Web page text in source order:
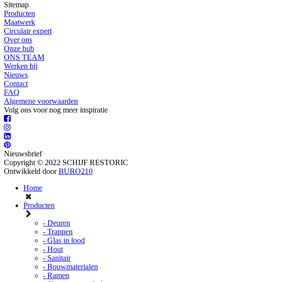
Sitemap
Producten
Maatwerk
Circulair expert
Over ons
Onze hub
ONS TEAM
Werken bij
Nieuws
Contact
FAQ
Algemene voorwaarden
Volg ons voor nog meer inspiratie
Nieuwsbrief
Copyright © 2022 SCHIJF RESTORIC
Ontwikkeld doorBURO210
Home
Producten
- Deuren
- Trappen
- Glas in lood
- Hout
- Sanitair
- Bouwmaterialen
- Ramen